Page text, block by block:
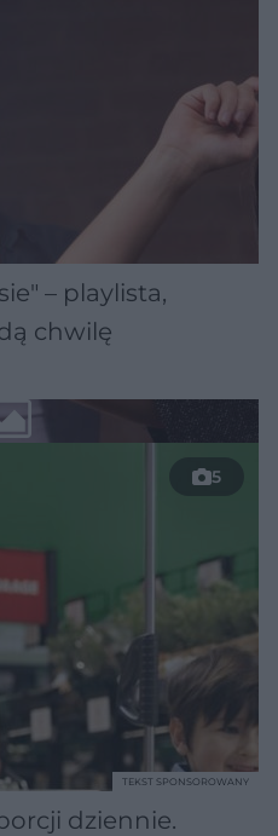
– playlista,
chwilę
5
dziennie.
TEKST SPONSOROWANY